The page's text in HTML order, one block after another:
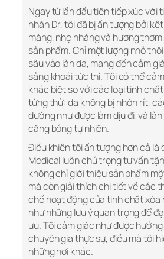
Ngay từ lần đầu tiên tiếp xúc với
nhăn Dr, tôi đã bị ấn tượng bởi
màng, nhẹ nhàng và hương
sản phẩm. Chỉ một lượng nhỏ
sâu vào làn da, mang đến cảm
sảng khoái tức thì. Tôi có thể
khác biệt so với các loại tinh
từng thử: da không bị nhờn rít,
dường như được làm dịu đi, và
căng bóng tự nhiên.
Điều khiến tôi ấn tượng hơn cả là
Medical luôn chú trọng tư vấn
không chỉ giới thiệu sản phẩm
mà còn giải thích chi tiết về các
chế hoạt động của tinh chất xóa
như những lưu ý quan trọng để
ưu. Tôi cảm giác như được
chuyên gia thực sự, điều mà tôi
những nơi khác.